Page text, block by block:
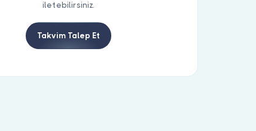
iletebilirsiniz.
Takvim Talep Et